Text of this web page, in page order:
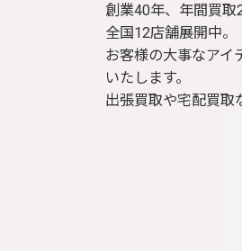
創業40年、年間買
全国12店舗展開中。
お客様の大事なアイ
いたします。
出張買取や宅配買取